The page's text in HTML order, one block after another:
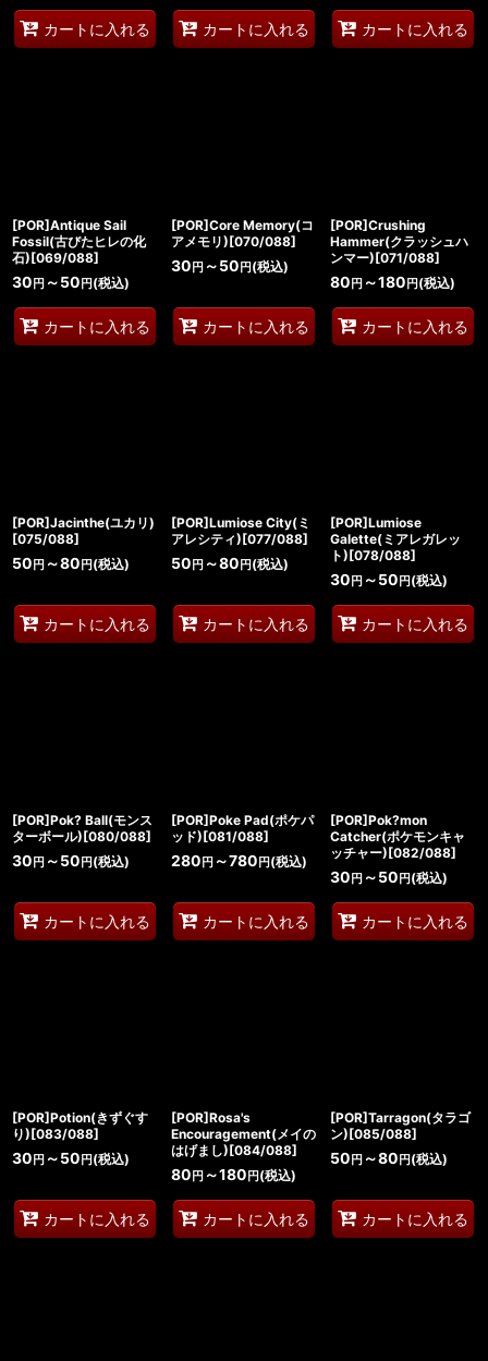
カートに入れる カートに入れる カートに入れる
[POR]Antique Sail
Fossil(古びたヒレの化
石)[069/088]
30 円 ～50 円 (税込)
カートに入れる
[POR]Core Memory(コ
アメモリ)[070/088]
30 円～50 円(税込)
カートに入れる
[POR]Crushing
Hammer(クラッシュハ
ンマー)[071/088]
80 円～180 円(税込)
カートに入れる
[POR]Jacinthe(ユカリ)
[075/088]
50 円 ～80 円 (税込)
カートに入れる
[POR]Lumiose City(ミ
アレシティ)[077/088]
50 円～80 円(税込)
カートに入れる
[POR]Lumiose
Galette(ミアレガレッ
ト)[078/088]
30 円～50 円(税込)
カートに入れる
[POR]Pok? Ball(モンス
ターボール)[080/088]
30 円 ～50 円 (税込)
カートに入れる
[POR]Poke Pad(ポケパ
ッド)[081/088]
280 円～780 円(税込)
カートに入れる
[POR]Pok?mon
Catcher(ポケモンキャ
ッチャー)[082/088]
30 円～50 円(税込)
カートに入れる
[POR]Potion(きずぐす
り)[083/088]
30 円 ～50 円 (税込)
カートに入れる
[POR]Rosa's
Encouragement(メイの
はげまし)[084/088]
80 円～180 円(税込)
カートに入れる
[POR]Tarragon(タラゴ
ン)[085/088]
50 円～80 円(税込)
カートに入れる